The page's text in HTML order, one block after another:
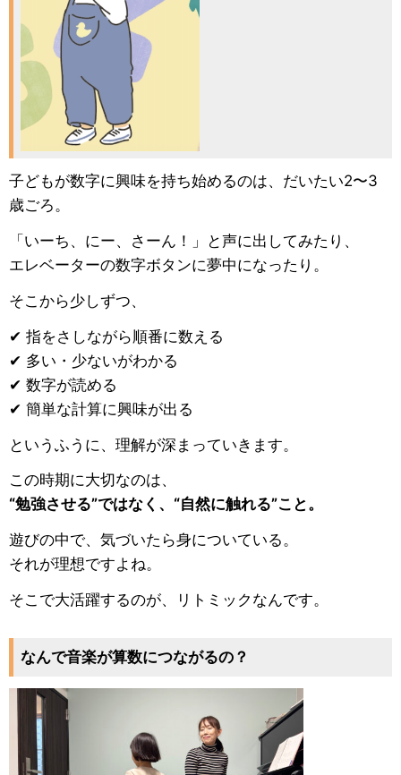
子どもが数字に興味を持ち始めるのは、だいたい2〜3
歳ごろ。
「いーち、にー、さーん！」と声に出してみたり、
エレベーターの数字ボタンに夢中になったり。
そこから少しずつ、
✔ 指をさしながら順番に数える
✔ 多い・少ないがわかる
✔ 数字が読める
✔ 簡単な計算に興味が出る
というふうに、理解が深まっていきます。
この時期に大切なのは、
“勉強させる”ではなく、“自然に触れる”こと。
遊びの中で、気づいたら身についている。
それが理想ですよね。
そこで大活躍するのが、リトミックなんです。
なんで音楽が算数につながるの？